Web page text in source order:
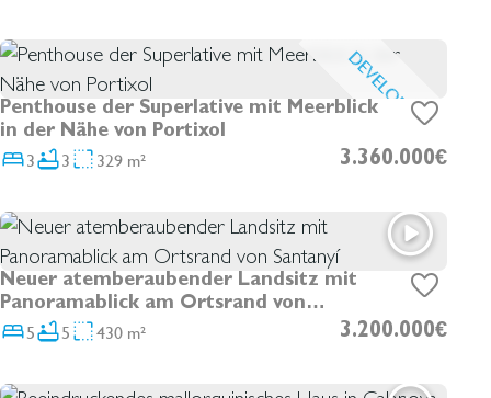
DEVELOPMENT
Penthouse der Superlative mit Meerblick
in der Nähe von Portixol
3 3 329 m² 3.360.000€
Neuer atemberaubender Landsitz mit
Panoramablick am Ortsrand von
Santanyí
5 5 430 m² 3.200.000€